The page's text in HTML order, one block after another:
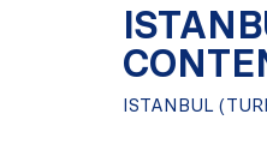
ISTANBUL